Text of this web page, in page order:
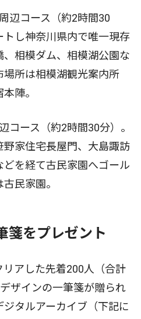
辺コース（約2時間30
し神奈川県内で唯一現存
相模ダム、相模湖公園な
場所は相模湖観光案内所
陣。
ース（約2時間30分）。
家住宅長屋門、大島諏訪
を経て古民家園へゴール
民家園。
箋をプレゼント
アした先着200人（合計
ザインの一筆箋が贈られ
タルアーカイブ（下記に